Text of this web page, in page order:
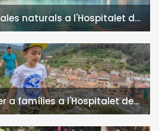
naturals a l'Hospitalet de
i la Vall de Llors
a famílies a l'Hospitalet de
i la Vall de Llors